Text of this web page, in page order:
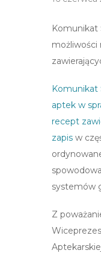
Komunikat
możliwości
Komunikat
aptek w
recept
zapis w
systemów
Z